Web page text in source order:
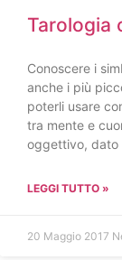
Tarologia
Conoscere i
anche i più
poterli usare
tra mente e
oggettivo, dato
LEGGI TUTTO »
20 Maggio 2017